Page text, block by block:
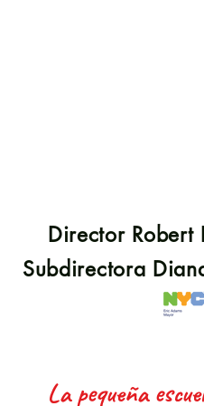
Director Robert
Subdirectora
La pequeña